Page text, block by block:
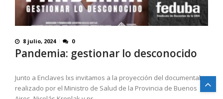
8 julio, 2024 0
Pandemia: gestionar lo desconocido
Junto a Enclaves lxs invitamos a la proyección del documental
realizado por el Ministro de Salud de la Provincia de Buenos